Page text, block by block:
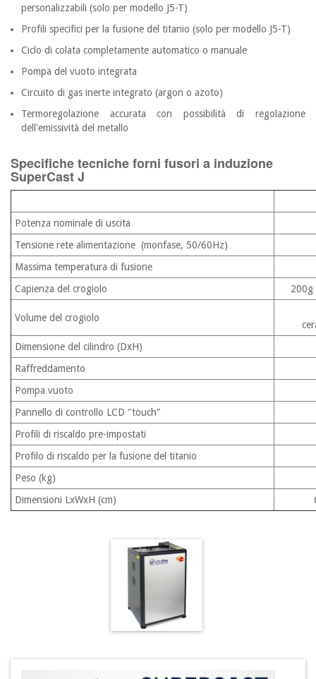
personalizzabili (solo per modello J5-T)
Profili specifici per la fusione del titanio (solo per modello J5-T)
Ciclo di colata completamente automatico o manuale
Pompa del vuoto integrata
Circuito di gas inerte integrato (argon o azoto)
Termoregolazione accurata con possibilità di regolazione
dell'emissività del metallo
Specifiche tecniche forni fusori a induzione
SuperCast J
Potenza nominale di uscita
Tensione rete alimentazione (monfase, 50/60Hz)
Massima temperatura di fusione
Capienza del crogiolo
200g
Volume del crogiolo
Dimensione del cilindro (DxH)
Raffreddamento
Pompa vuoto
Pannello di controllo LCD "touch"
Profili di riscaldo pre-impostati
Profilo di riscaldo per la fusione del titanio
Peso (kg)
Dimensioni LxWxH (cm)